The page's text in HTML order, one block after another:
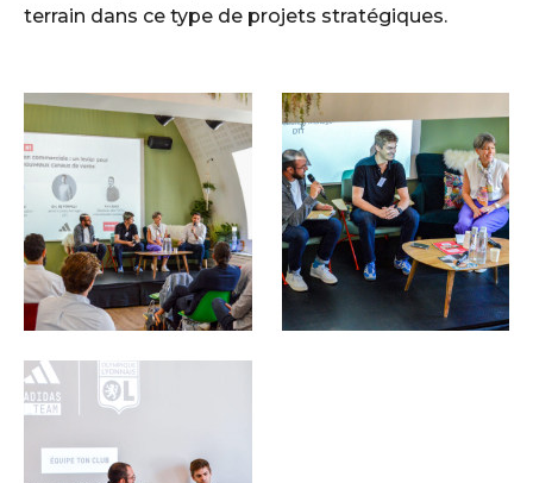
terrain dans ce type de projets stratégiques.